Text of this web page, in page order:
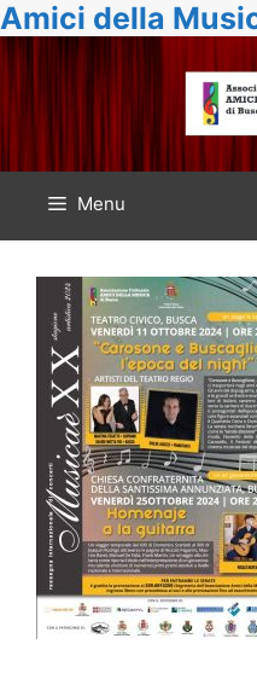
Vai
al
Amici della
Menu